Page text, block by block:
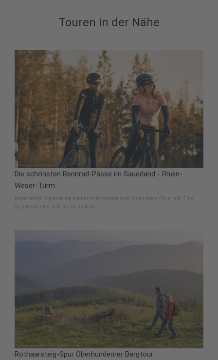
Touren in der Nähe
Die schönsten Rennrad-Pässe im Sauerland - Rhein-
Weser-Turm
Regelrechtes Alpenfeeling kommt beim Anstieg zum Rhein-Weser-Turm auf: Eine
Serpentine reiht sich an die nächste.
Rothaarsteig-Spur Oberhundemer Bergtour